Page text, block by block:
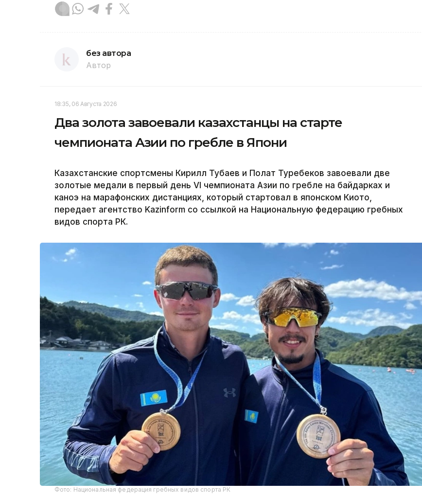
без автора
Автор
18:35, 06 Августа 2026
Два золота завоевали казахстанцы на старте
чемпионата Азии по гребле в Япони
Казахстанские спортсмены Кирилл Тубаев и Полат Туребеков завоевали две
золотые медали в первый день VI чемпионата Азии по гребле на байдарках и
каноэ на марафонских дистанциях, который стартовал в японском Киото,
передает агентство Kazinform со ссылкой на Национальную федерацию гребных
видов спорта РК.
Фото: Национальная федерация гребных видов спорта РК